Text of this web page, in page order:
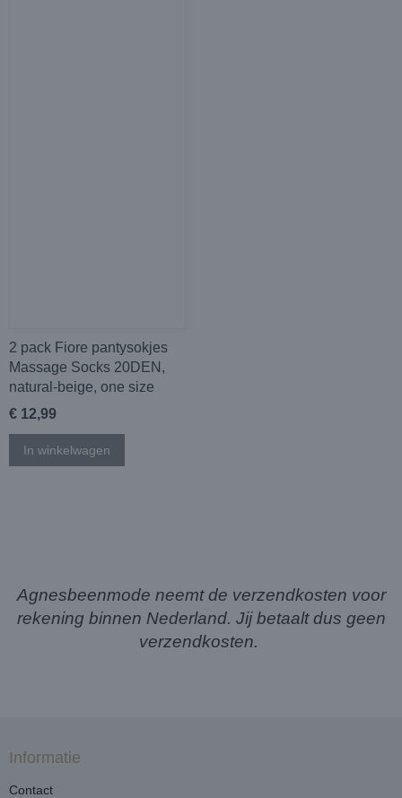
2 pack Fiore pantysokjes
Massage Socks 20DEN,
natural-beige, one size
€ 12,99
In winkelwagen
Agnesbeenmode neemt de verzendkosten voor
rekening binnen Nederland. Jij betaalt dus geen
verzendkosten.
Informatie
Contact